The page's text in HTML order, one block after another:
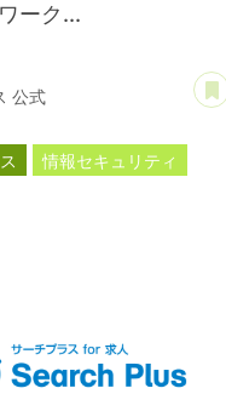
ーク...
公式
情報セキュリティ